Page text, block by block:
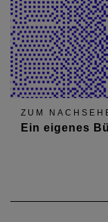
ZUM
Ein eigenes